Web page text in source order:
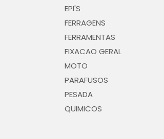
EPI'S
FERRAGENS
FERRAMENTAS
FIXACAO GERAL
MOTO
PARAFUSOS
PESADA
QUIMICOS